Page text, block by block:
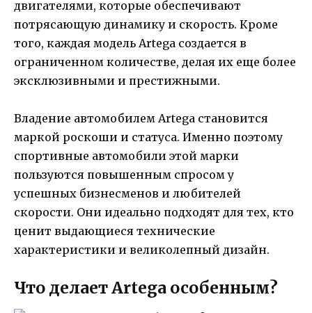
двигателями, которые обеспечивают
потрясающую динамику и скорость. Кроме
того, каждая модель Artega создается в
ограниченном количестве, делая их еще более
эксклюзивными и престижными.
Владение автомобилем Artega становится
маркой роскоши и статуса. Именно поэтому
спортивные автомобили этой марки
пользуются повышенным спросом у
успешных бизнесменов и любителей
скорости. Они идеально подходят для тех, кто
ценит выдающиеся технические
характеристики и великолепный дизайн.
Что делает Artega особенным?